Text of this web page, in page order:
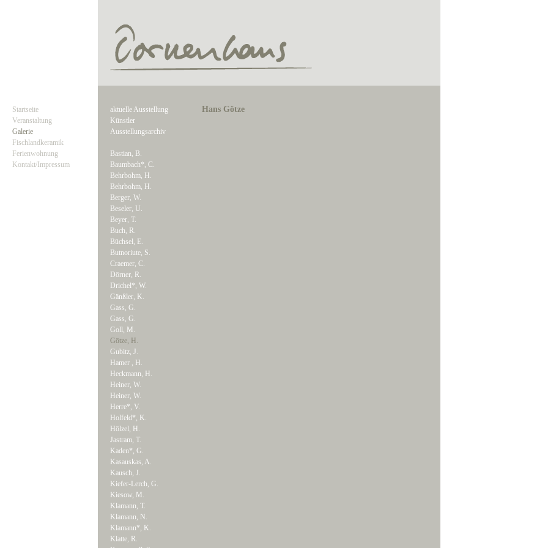
Startseite
Veranstaltung
Galerie
Fischlandkeramik
Ferienwohnung
Kontakt/Impressum
aktuelle Ausstellung
Künstler
Ausstellungsarchiv
Bastian, B.
Baumbach*, C.
Behrbohm, H.
Behrbohm, H.
Berger, W.
Beseler, U.
Beyer, T.
Buch, R.
Büchsel, E.
Butnoriute, S.
Craemer, C.
Dörner, R.
Drichel*, W.
Gänßler, K.
Gass, G.
Gass, G.
Goll, M.
Götze, H.
Gubitz, J.
Hamer , H.
Heckmann, H.
Heiner, W.
Heiner, W.
Herre*, V.
Holfeld*, K.
Hölzel, H.
Jastram, T.
Kaden*, G.
Kasauskas, A.
Kausch, J.
Kiefer-Lerch, G.
Kiesow, M.
Klamann, T.
Klamann, N.
Klamann*, K.
Klatte, R.
Hans Götze